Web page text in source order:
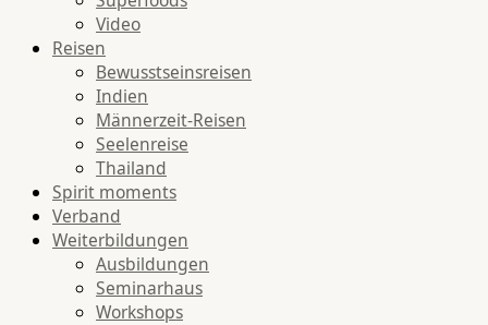
Video
Reisen
Bewusstseinsreisen
Indien
Männerzeit-Reisen
Seelenreise
Thailand
Spirit moments
Verband
Weiterbildungen
Ausbildungen
Seminarhaus
Workshops